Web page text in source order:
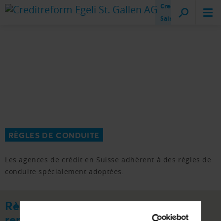
Creditreform
Saint-Gall
RÈGLES DE CONDUITE
Les agences de crédit en Suisse adhèrent à des règles de
conduite spécialement adoptées.
Règels de conduite sociétés de